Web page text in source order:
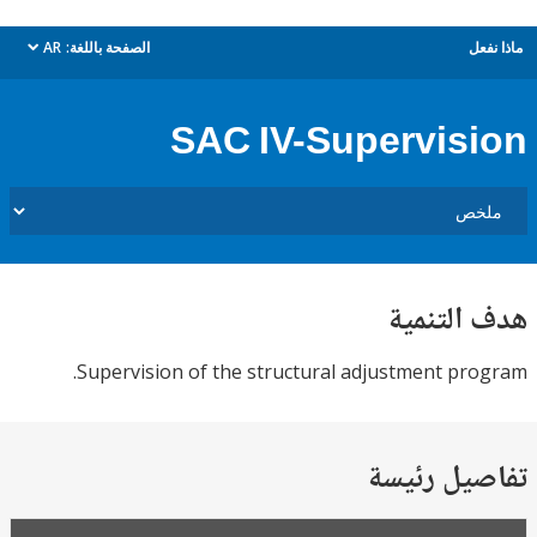
الصفحة باللغة: AR
dropdown
SAC IV-
Supervision of the structural adjustment
رئيسة